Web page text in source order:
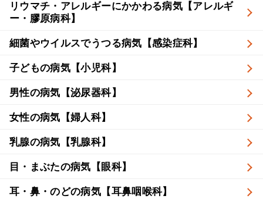
リウマチ・アレルギーにかかわる病気【アレルギ
ー・膠原病科】
細菌やウイルスでうつる病気【感染症科】
子どもの病気【小児科】
男性の病気【泌尿器科】
女性の病気【婦人科】
乳腺の病気【乳腺科】
目・まぶたの病気【眼科】
耳・鼻・のどの病気【耳鼻咽喉科】